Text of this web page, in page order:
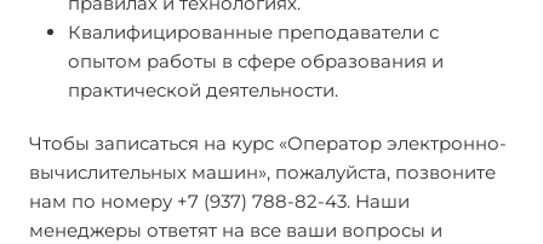
Квалифицированные преподаватели с
опытом работы в сфере образования и
практической деятельности.
Чтобы записаться на курс «Оператор электронно-
вычислительных машин», пожалуйста, позвоните
нам по номеру +7 (937) 788-82-43. Наши
менеджеры ответят на все ваши вопросы и